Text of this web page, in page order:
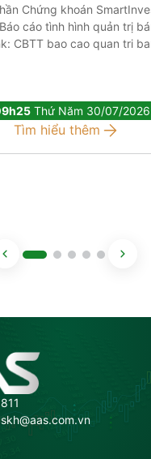
Chứng khoán
cáo tình hình quản trị
CBTT bao cao quan tri
Thứ Năm 30/07/2026
Tìm hiểu thêm